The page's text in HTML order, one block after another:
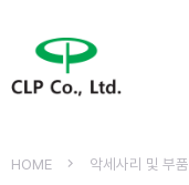
HOME 악세사리 및 부품